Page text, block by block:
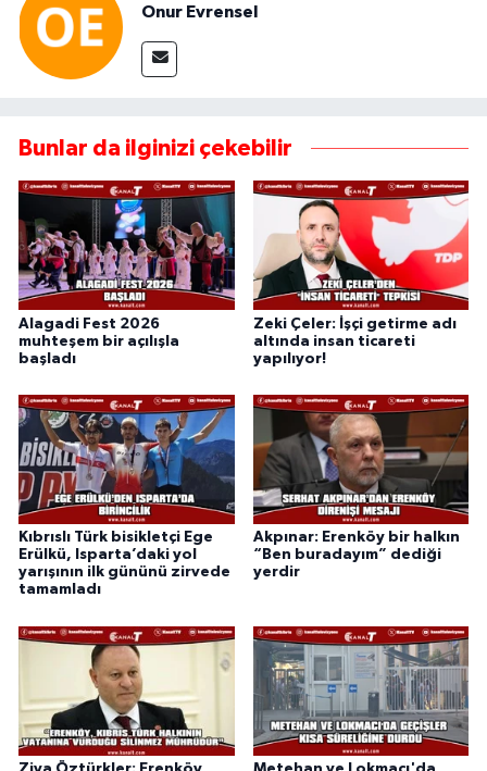
Onur Evrensel
Bunlar da ilginizi çekebilir
Alagadi Fest 2026
muhteşem bir açılışla
başladı
Zeki Çeler: İşçi getirme adı
altında insan ticareti
yapılıyor!
Kıbrıslı Türk bisikletçi Ege
Erülkü, Isparta’daki yol
yarışının ilk gününü zirvede
tamamladı
Akpınar: Erenköy bir halkın
“Ben buradayım” dediği
yerdir